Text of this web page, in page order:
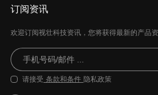
订阅资讯
欢迎订阅视壮科技资讯，您将获得最新的产品
请接受 条款和条件 隐私政策